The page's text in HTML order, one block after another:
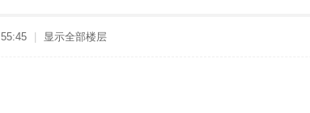
显示全部楼层